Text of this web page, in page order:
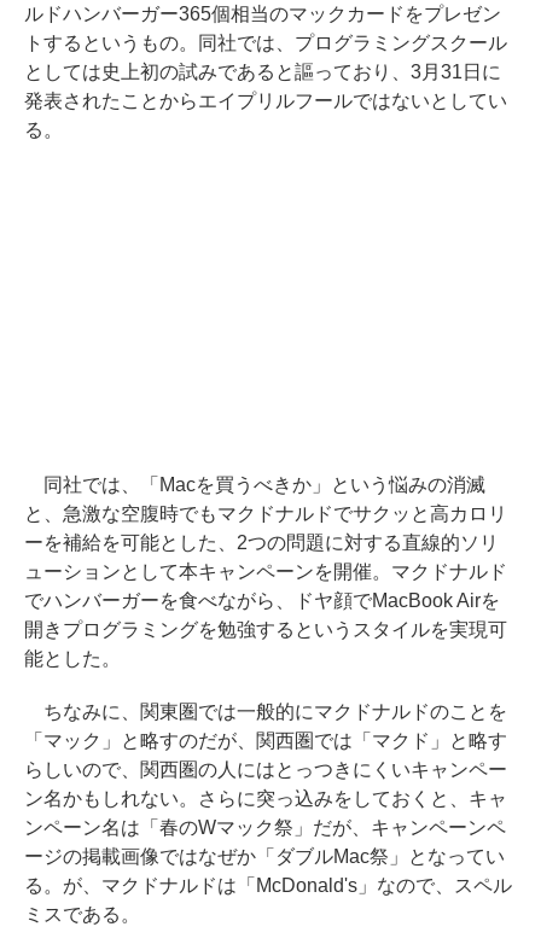
ルドハンバーガー365個相当のマックカードをプレゼン
トするというもの。同社では、プログラミングスクール
としては史上初の試みであると謳っており、3月31日に
発表されたことからエイプリルフールではないとしてい
る。
同社では、「Macを買うべきか」という悩みの消滅
と、急激な空腹時でもマクドナルドでサクッと高カロリ
ーを補給を可能とした、2つの問題に対する直線的ソリ
ューションとして本キャンペーンを開催。マクドナルド
でハンバーガーを食べながら、ドヤ顔でMacBook Airを
開きプログラミングを勉強するというスタイルを実現可
能とした。
ちなみに、関東圏では一般的にマクドナルドのことを
「マック」と略すのだが、関西圏では「マクド」と略す
らしいので、関西圏の人にはとっつきにくいキャンペー
ン名かもしれない。さらに突っ込みをしておくと、キャ
ンペーン名は「春のWマック祭」だが、キャンペーンペ
ージの掲載画像ではなぜか「ダブルMac祭」となってい
る。が、マクドナルドは「McDonald's」なので、スペル
ミスである。